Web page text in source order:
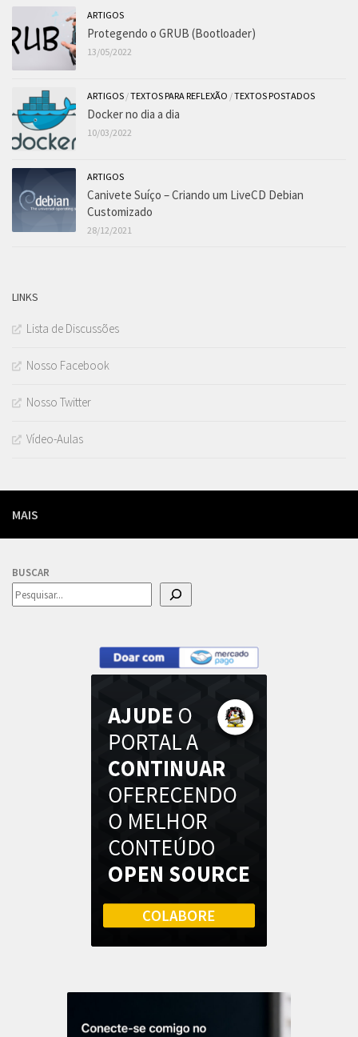
ARTIGOS
Protegendo o GRUB (Bootloader)
13/05/2022
ARTIGOS /TEXTOS PARA REFLEXÃO /TEXTOS POSTADOS
Docker no dia a dia
10/03/2022
ARTIGOS
Canivete Suíço – Criando um LiveCD Debian
Customizado
28/12/2021
LINKS
Lista de Discussões
Nosso Facebook
Nosso Twitter
Vídeo-Aulas
MAIS
BUSCAR